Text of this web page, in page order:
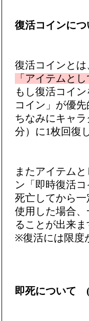
復活コインにつ
復活コインとは
「アイテムと
もし復活コイ
コイン」が優先
ちなみにキャ
分）に1枚回復
またアイテム
ン「即時復活
死亡してから
使用した場合
ることが出来ま
※復活には限度
即死について